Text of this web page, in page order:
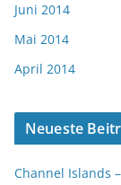
Juni 2014
Mai 2014
April 2014
Neueste
Channel Islands